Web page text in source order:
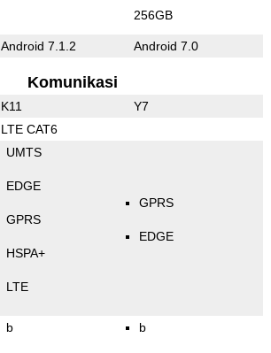
256GB
Android 7.1.2 Android 7.0
Komunikasi
K11 Y7
LTE CAT6
UMTS
EDGE
GPRS
HSPA+
LTE
GPRS
EDGE
b b